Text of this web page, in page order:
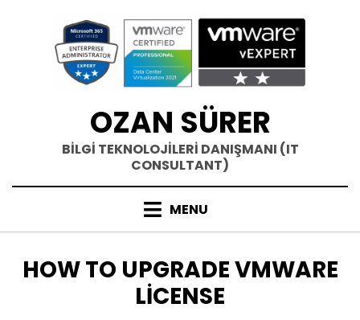
OZAN SÜRER
BİLGİ TEKNOLOJİLERİ DANIŞMANI (IT
CONSULTANT)
MENU
ETIKET
:
HOW TO UPGRADE VMWARE
LICENSE